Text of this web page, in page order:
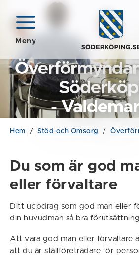
Meny
-
Hem / Stöd och Omsorg /
Du som är god
eller förvaltare
Ditt uppdrag som god man eller
din huvudman så bra
Att vara god man eller förvaltare
att du är ställföreträdare för